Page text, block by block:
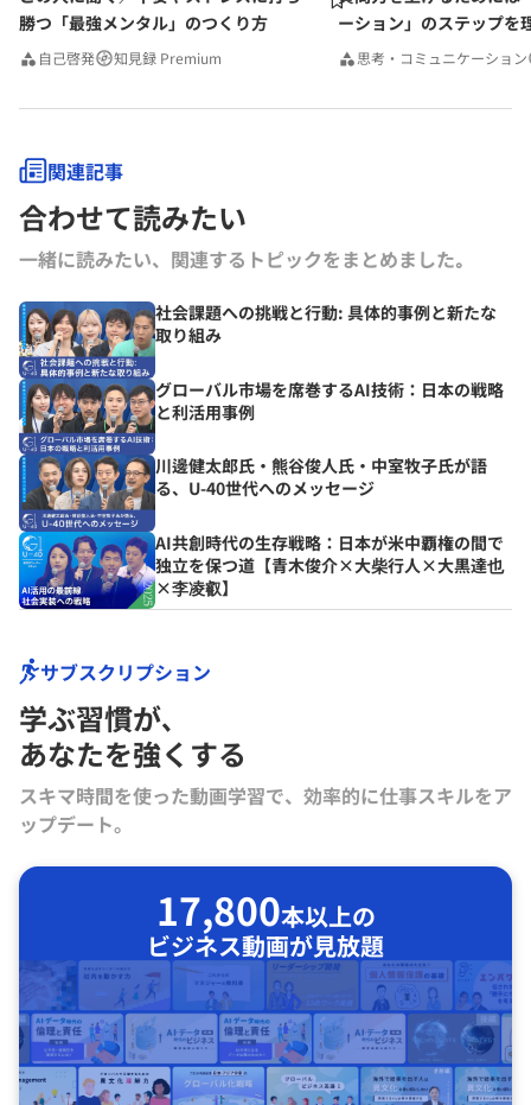
勝つ「最強メンタル」のつくり方
自己啓発 知見録 Premium
ーション」のステップを
みんなの相談室Premium
思考・コミュニケーション
関連記事
合わせて読みたい
一緒に読みたい、関連するトピックをまとめました｡
社会課題への挑戦と行動: 具体的事例と新たな
取り組み
グローバル市場を席巻するAI技術：日本の戦略
と利活用事例
川邊健太郎氏・熊谷俊人氏・中室牧子氏が語
る、U-40世代へのメッセージ
AI共創時代の生存戦略：日本が米中覇権の間で
独立を保つ道【青木俊介×大柴行人×大黒達也
×李凌叡】
サブスクリプション
学ぶ習慣が､
あなたを強くする
スキマ時間を使った動画学習で、効率的に仕事スキルをア
ップデート。
17,800本以上の
ビジネス動画が見放題